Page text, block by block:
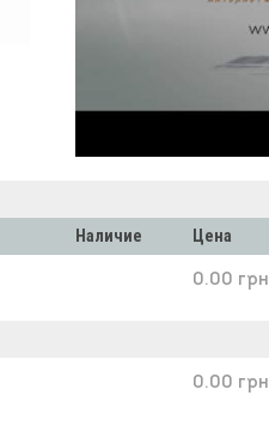
Наличие Цена
0.00 грн
0.00 грн